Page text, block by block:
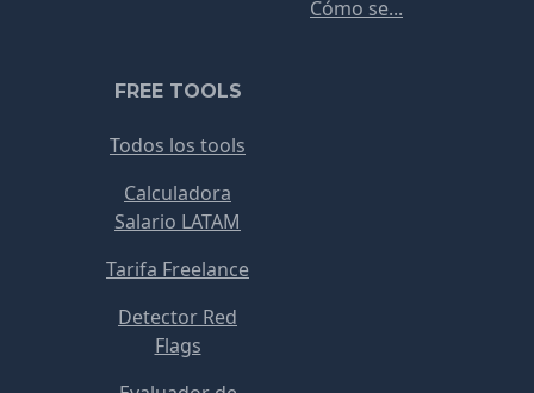
Cómo se...
FREE TOOLS
Todos los tools
Calculadora
Salario LATAM
Tarifa Freelance
Detector Red
Flags